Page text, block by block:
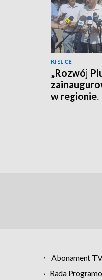
KIELCE
„Rozwój
w regionie.
Abonament
Rada